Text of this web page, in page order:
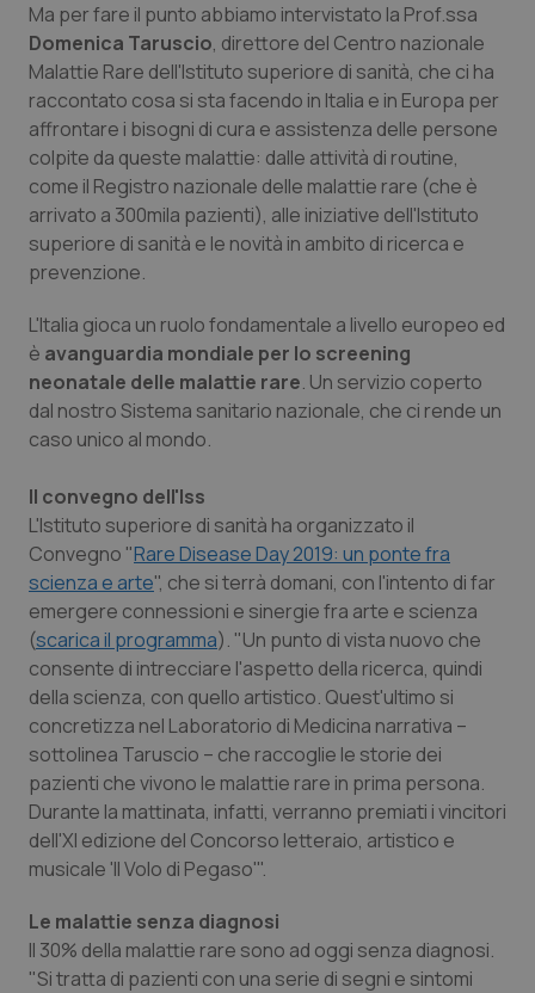
Lombardia
Marche
Molise
Piemonte
Provincia Autonoma di Trento
Puglia
Sicilia
Toscana
Umbria
Valle D’Aosta
Veneto
Dolore
Donna & Salute
Epatiti
HIV
Ipertensione & Scompenso
Malattie rare
Neuroscienze & patologie neurodegenerative
Obesità
Oftalmologia
Oncodermatologia
Oncoematologia
Oncologia & Nutrizione
Psoriasi & pelle
Quotidiano Cardiologia
Ma per fare il punto abbiamo intervistato la Prof.ssa
Domenica Taruscio, direttore del Centro nazionale
Malattie Rare dell'Istituto superiore di sanità, che ci ha
raccontato cosa si sta facendo in Italia e in Europa per
affrontare i bisogni di cura e assistenza delle persone
colpite da queste malattie: dalle attività di routine,
come il Registro nazionale delle malattie rare (che è
arrivato a 300mila pazienti), alle iniziative dell'Istituto
superiore di sanità e le novità in ambito di ricerca e
prevenzione.
L'Italia gioca un ruolo fondamentale a livello europeo ed
è avanguardia mondiale per lo screening
neonatale delle malattie rare. Un servizio coperto
dal nostro Sistema sanitario nazionale, che ci rende un
caso unico al mondo.
Il convegno dell'Iss
L'Istituto superiore di sanità ha organizzato il
Convegno "Rare Disease Day 2019: un ponte fra
scienza e arte", che si terrà domani, con l'intento di far
emergere connessioni e sinergie fra arte e scienza
(scarica il programma). "Un punto di vista nuovo che
consente di intrecciare l'aspetto della ricerca, quindi
della scienza, con quello artistico. Quest'ultimo si
concretizza nel Laboratorio di Medicina narrativa –
sottolinea Taruscio – che raccoglie le storie dei
pazienti che vivono le malattie rare in prima persona.
Durante la mattinata, infatti, verranno premiati i vincitori
dell'XI edizione del Concorso letteraio, artistico e
musicale 'Il Volo di Pegaso'".
Le malattie senza diagnosi
Il 30% della malattie rare sono ad oggi senza diagnosi.
"Si tratta di pazienti con una serie di segni e sintomi